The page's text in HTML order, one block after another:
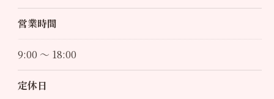
営業時間
9:00 ～ 18:00
定休日